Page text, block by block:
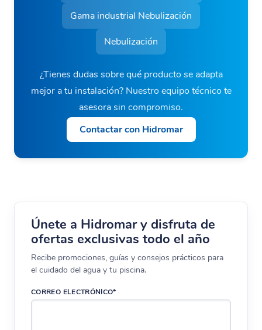
Gama industrial Nebulización
Nebulización
¿Tienes dudas sobre qué producto se adapta
mejor a tu instalación? Nuestro equipo técnico te
asesora sin compromiso.
Contactar con Hidromar
Únete a Hidromar y disfruta de
ofertas exclusivas todo el año
Recibe promociones, guías y consejos prácticos para
el cuidado del agua y tu piscina.
CORREO ELECTRÓNICO*